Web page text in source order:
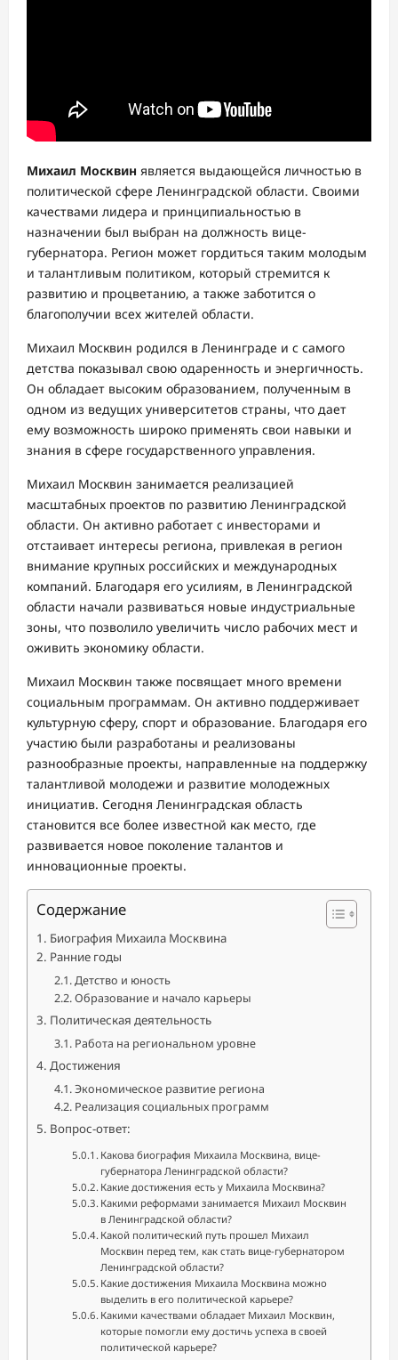
Михаил Москвин является выдающейся личностью в
политической сфере Ленинградской области. Своими
качествами лидера и принципиальностью в
назначении был выбран на должность вице-
губернатора. Регион может гордиться таким молодым
и талантливым политиком, который стремится к
развитию и процветанию, а также заботится о
благополучии всех жителей области.
Михаил Москвин родился в Ленинграде и с самого
детства показывал свою одаренность и энергичность.
Он обладает высоким образованием, полученным в
одном из ведущих университетов страны, что дает
ему возможность широко применять свои навыки и
знания в сфере государственного управления.
Михаил Москвин занимается реализацией
масштабных проектов по развитию Ленинградской
области. Он активно работает с инвесторами и
отстаивает интересы региона, привлекая в регион
внимание крупных российских и международных
компаний. Благодаря его усилиям, в Ленинградской
области начали развиваться новые индустриальные
зоны, что позволило увеличить число рабочих мест и
оживить экономику области.
Михаил Москвин также посвящает много времени
социальным программам. Он активно поддерживает
культурную сферу, спорт и образование. Благодаря его
участию были разработаны и реализованы
разнообразные проекты, направленные на поддержку
талантливой молодежи и развитие молодежных
инициатив. Сегодня Ленинградская область
становится все более известной как место, где
развивается новое поколение талантов и
инновационные проекты.
Содержание
Биография Михаила Москвина
Ранние годы
Детство и юность
Образование и начало карьеры
Политическая деятельность
Работа на региональном уровне
Достижения
Экономическое развитие региона
Реализация социальных программ
Вопрос-ответ:
Какова биография Михаила Москвина, вице-
губернатора Ленинградской области?
Какие достижения есть у Михаила Москвина?
Какими реформами занимается Михаил Москвин
в Ленинградской области?
Какой политический путь прошел Михаил
Москвин перед тем, как стать вице-губернатором
Ленинградской области?
Какие достижения Михаила Москвина можно
выделить в его политической карьере?
Какими качествами обладает Михаил Москвин,
которые помогли ему достичь успеха в своей
политической карьере?